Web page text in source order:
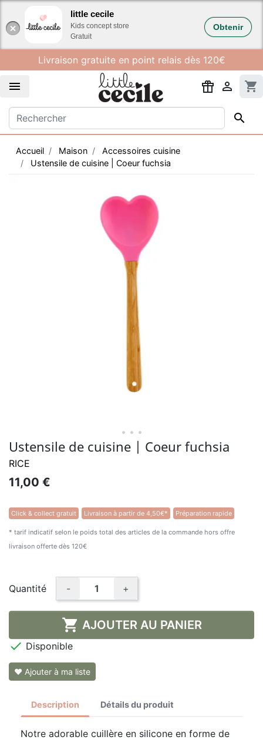
little cecile
Kids concept store
Gratuit
Obtenir
Livraison gratuite en point relais dès 120€
  shopping_cart

Accueil Maison
Accessoires cuisine
Ustensile de cuisine | Coeur fuchsia
• • •
Ustensile de cuisine | Coeur fuchsia
RICE
11,00 €
Click & collect gratuit Livraison à partir de 4,50€* Préparation rapide
* tarif indicatif selon le poids total des articles de la commande hors offre
livraison offerte dès 120€
Quantité - +
 AJOUTER AU PANIER
 Disponible
❤ Ajouter à ma liste
Description Détails du produit
Notre adorable cuillère en silicone en forme de